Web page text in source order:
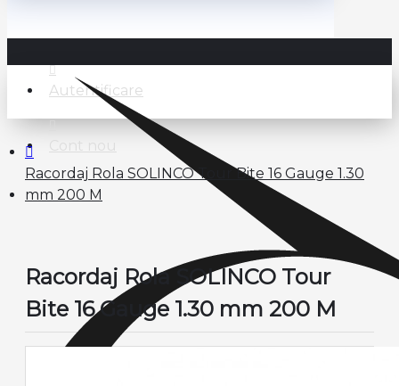
Autentificare
Racordaj Rola SOLINCO Tour Bite 16 Gauge 1.30
mm 200 M
Racordaj Rola SOLINCO Tour
Bite 16 Gauge 1.30 mm 200 M